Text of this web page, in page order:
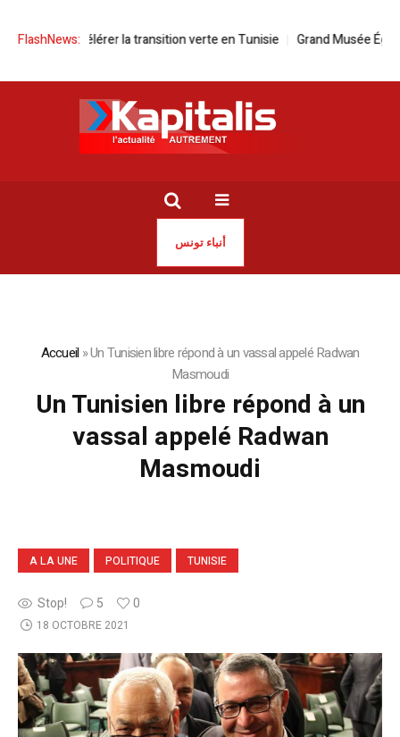
FlashNews:
pour accélérer la transition verte en Tunisie Grand Musée Égyptien
أنباء تونس
Accueil »Un Tunisien libre répond à un vassal appelé Radwan
Masmoudi
Un Tunisien libre répond à un
vassal appelé Radwan
Masmoudi
A LA UNE POLITIQUE TUNISIE
Stop! 5 0
18 OCTOBRE 2021